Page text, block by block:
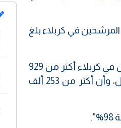
في كربلاء بلغ
وكان الأسدي كشف لوكالة نون الخبرية في (19 حزيران 2025) أن "عدد الناخبين المشمولين في كربلاء أكثر من 929
ألف شخص"، مبيناً، أن "التسجيل البايومتري في المحافظة بلغ أكثر من 675 ألف مسجل، وأن أكثر من 253 ألف